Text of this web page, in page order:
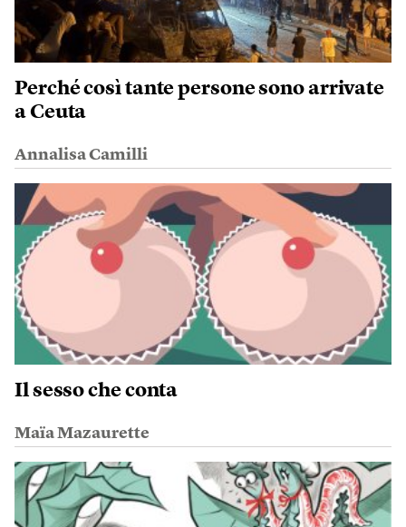
Perché così tante persone sono arrivate
a Ceuta
Annalisa Camilli
Il sesso che conta
Maïa Mazaurette